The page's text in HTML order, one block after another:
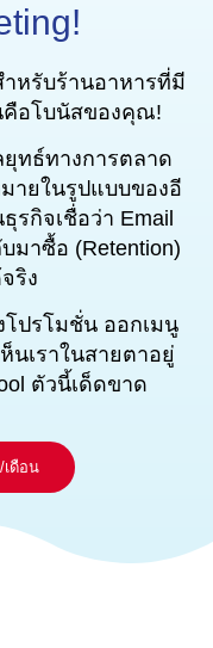
ำหรับร้านอาหารที่มี
คือโบนัสของคุณ!
ยุทธ์ทางการตลาด
ายในรูปแบบของอี
รกิจเชื่อว่า Email
มาซื้อ (Retention)
ริง
ปรโมชั่น ออกเมนู
นเราในสายตาอยู่
ตัวนี้เด็ดขาด
เดือน